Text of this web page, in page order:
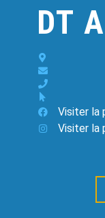
DT
Visiter la
Visiter la